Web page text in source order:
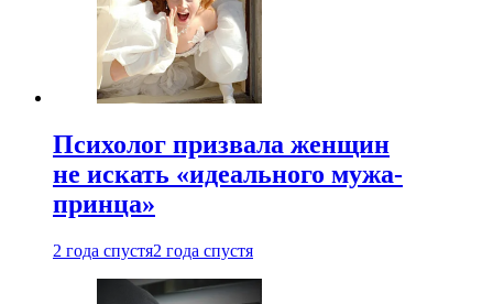
Психолог призвала женщин
не искать «идеального мужа-
принца»
2 года спустя2 года спустя